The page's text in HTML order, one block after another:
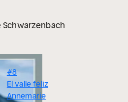
#8
El valle feliz
Annemarie